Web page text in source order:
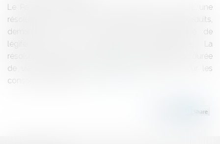
Le Parlement européen vient d'adopter, le 4 juillet, une
résolution sur une durée de vie plus longue des produits,
demandant ainsi à la Commission européenne de
légiférer contre l’obsolescence programmée. La
résolution s’appuie sur le rapport d’initiative "Sur une durée
de vie plus longue des produits : avantages pour les
consommateurs et les...